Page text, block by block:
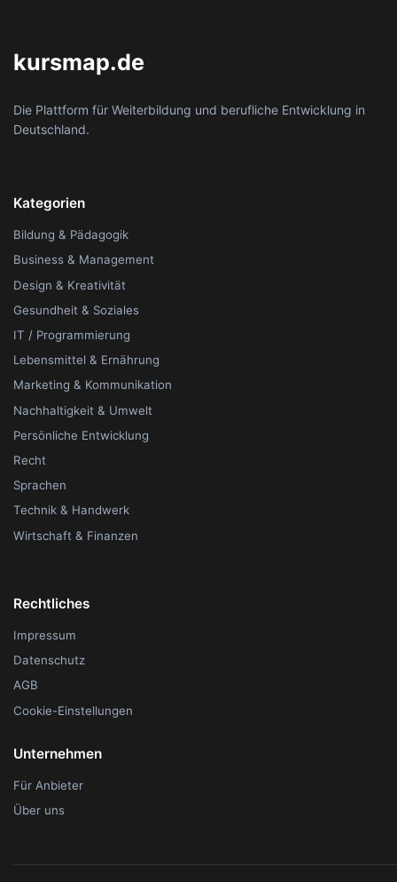
kursmap.de
Die Plattform für Weiterbildung und berufliche Entwicklung in
Deutschland.
Kategorien
Bildung & Pädagogik
Business & Management
Design & Kreativität
Gesundheit & Soziales
IT / Programmierung
Lebensmittel & Ernährung
Marketing & Kommunikation
Nachhaltigkeit & Umwelt
Persönliche Entwicklung
Recht
Sprachen
Technik & Handwerk
Wirtschaft & Finanzen
Rechtliches
Impressum
Datenschutz
AGB
Cookie-Einstellungen
Unternehmen
Für Anbieter
Über uns